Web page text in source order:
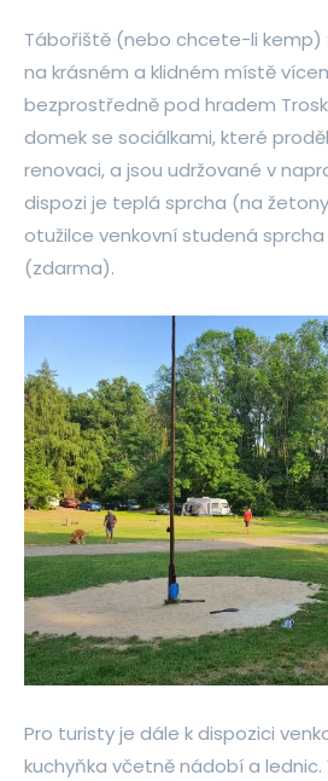
Tábořiště (nebo chcete-li kemp)
na krásném a klidném místě
bezprostředně pod hradem
domek se sociálkami, které
renovaci, a jsou udržované v
dispozi je teplá sprcha (na
otužilce venkovní studená
(zdarma).
Pro turisty je dále k dispozici
kuchyňka včetně nádobí a